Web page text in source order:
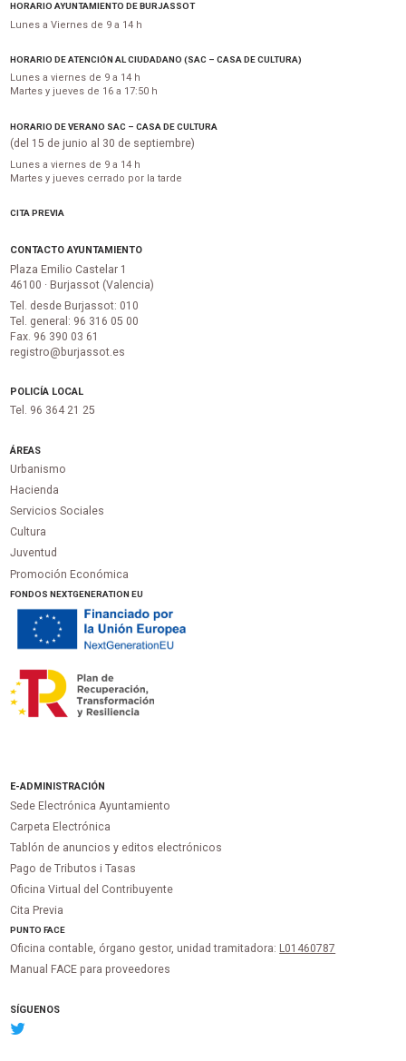
HORARIO AYUNTAMIENTO DE BURJASSOT
Lunes a Viernes de 9 a 14 h
HORARIO DE ATENCIÓN AL CIUDADANO (SAC – CASA DE CULTURA)
Lunes a viernes de 9 a 14 h
Martes y jueves de 16 a 17:50 h
HORARIO DE VERANO SAC – CASA DE CULTURA
(del 15 de junio al 30 de septiembre)
Lunes a viernes de 9 a 14 h
Martes y jueves cerrado por la tarde
CITA PREVIA
CONTACTO AYUNTAMIENTO
Plaza Emilio Castelar 1
46100 · Burjassot (Valencia)
Tel. desde Burjassot: 010
Tel. general: 96 316 05 00
Fax. 96 390 03 61
registro@burjassot.es
POLICÍA LOCAL
Tel. 96 364 21 25
ÁREAS
Urbanismo
Hacienda
Servicios Sociales
Cultura
Juventud
Promoción Económica
FONDOS NEXTGENERATION EU
E-ADMINISTRACIÓN
Sede Electrónica Ayuntamiento
Carpeta Electrónica
Tablón de anuncios y editos electrónicos
Pago de Tributos i Tasas
Oficina Virtual del Contribuyente
Cita Previa
PUNTOFACE
Oficina contable, órgano gestor, unidad tramitadora: L01460787
Manual FACE para proveedores
SÍGUENOS